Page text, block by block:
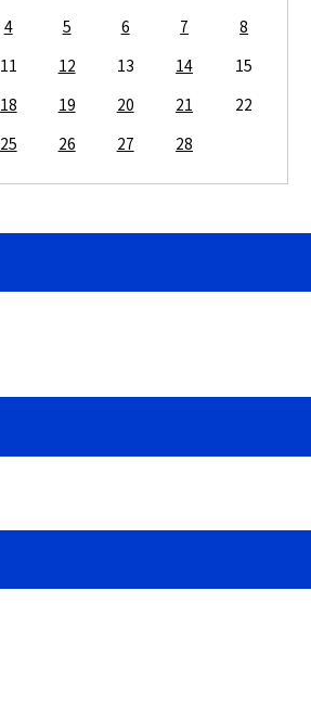
4 5 6 7
8
11 12 13 14
15
18 19 20 21
22
25 26 27 28